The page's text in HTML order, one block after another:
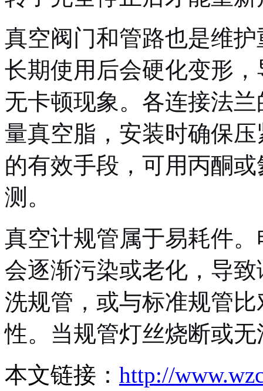
真空阀门和管路也是维
长期使用后会硬化变形
无卡顿现象。各连接法
量真空脂，安装时确保
的有效手段，可用丙酮
测。
真空计规管属于易耗件
会逐渐污染或老化，导
洗规管，或与标准规管
性。当规管灯丝烧断或
本文链接： http://